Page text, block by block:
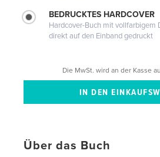
BEDRUCKTES HARDCOVER
Hardcover-Buch mit vollfarbigem
direkt auf den Einband gedruckt
Die MwSt. wird an der Kasse
Über das Buch